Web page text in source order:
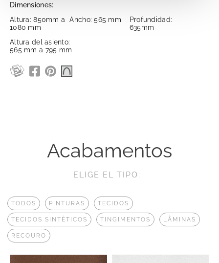
Dimensiones:
Altura: 850mm a
1080 mm
Ancho: 565 mm
Profundidad:
635mm
Altura del asiento:
565 mm a 795 mm
Acabamentos
ELIGE EL TIPO:
TODOS PINTURAS TECIDOS
TECIDOS SINTÉTICOS TINGIMENTOS LÂMINAS
RECOURO